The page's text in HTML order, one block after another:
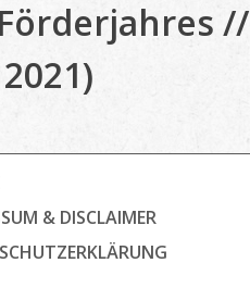
//
& DISCLAIMER